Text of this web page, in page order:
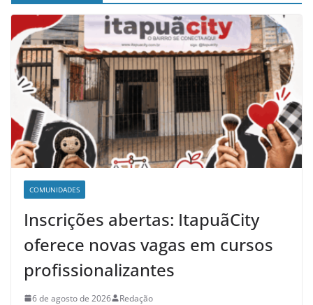
COMUNIDADES
Inscrições abertas: ItapuãCity
oferece novas vagas em cursos
profissionalizantes
6 de agosto de 2026 Redação